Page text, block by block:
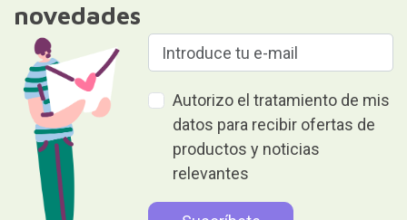
novedades
Autorizo el tratamiento de mis
datos para recibir ofertas de
productos y noticias
relevantes